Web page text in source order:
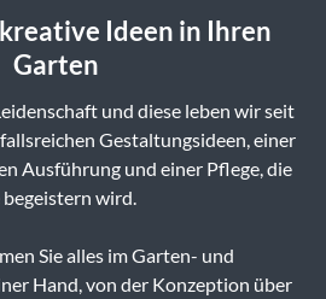
Ideen in Ihren
Garten
und diese leben wir seit
Gestaltungsideen, einer
Ausführung und einer Pflege, die
begeistern wird.
Sie alles im Garten- und
Hand, von der Konzeption über